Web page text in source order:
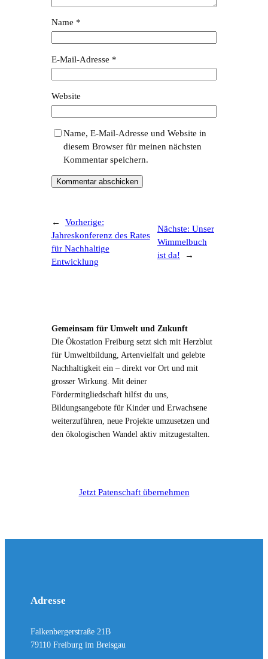
Name *
E-Mail-Adresse *
Website
Name, E-Mail-Adresse und Website in
diesem Browser für meinen nächsten
Kommentar speichern.
←
Vorherige:
Jahreskonferenz des Rates
für Nachhaltige
Entwicklung
Nächste: Unser
Wimmelbuch
ist da!
→
Gemeinsam für Umwelt und Zukunft
Die Ökostation Freiburg setzt sich mit Herzblut
für Umweltbildung, Artenvielfalt und gelebte
Nachhaltigkeit ein – direkt vor Ort und mit
grosser Wirkung. Mit deiner
Fördermitgliedschaft hilfst du uns,
Bildungsangebote für Kinder und Erwachsene
weiterzuführen, neue Projekte umzusetzen und
den ökologischen Wandel aktiv mitzugestalten.
Jetzt Patenschaft übernehmen
Adresse
Falkenbergerstraße 21B
79110 Freiburg im Breisgau